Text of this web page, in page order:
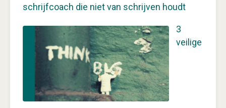
schrijfcoach die niet van schrijven houdt
3
veilige